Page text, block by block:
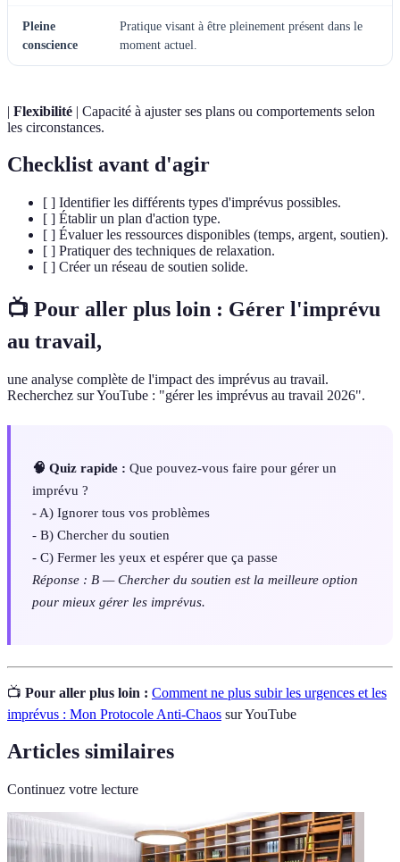
Pleine
conscience
Pratique visant à être pleinement présent dans le
moment actuel.
| Flexibilité | Capacité à ajuster ses plans ou comportements selon
les circonstances.
Checklist avant d'agir
[ ] Identifier les différents types d'imprévus possibles.
[ ] Établir un plan d'action type.
[ ] Évaluer les ressources disponibles (temps, argent, soutien).
[ ] Pratiquer des techniques de relaxation.
[ ] Créer un réseau de soutien solide.
📺 Pour aller plus loin : Gérer l'imprévu
au travail,
une analyse complète de l'impact des imprévus au travail.
Recherchez sur YouTube : "gérer les imprévus au travail 2026".
🧠 Quiz rapide : Que pouvez-vous faire pour gérer un
imprévu ?
- A) Ignorer tous vos problèmes
- B) Chercher du soutien
- C) Fermer les yeux et espérer que ça passe
Réponse : B — Chercher du soutien est la meilleure option
pour mieux gérer les imprévus.
📺 Pour aller plus loin : Comment ne plus subir les urgences et les
imprévus : Mon Protocole Anti-Chaos sur YouTube
Articles similaires
Continuez votre lecture